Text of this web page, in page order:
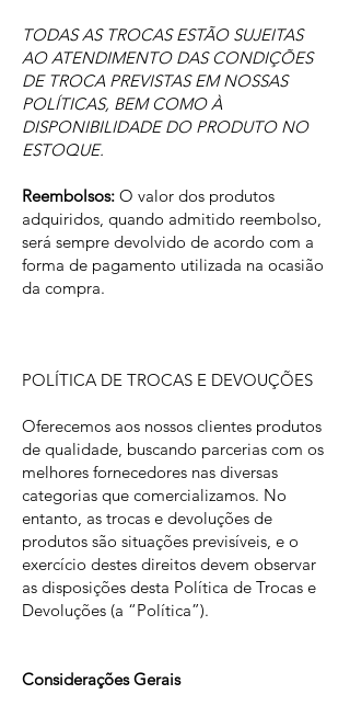
TODAS AS TROCAS ESTÃO SUJEITAS
AO ATENDIMENTO DAS CONDIÇÕES
DE TROCA PREVISTAS EM NOSSAS
POLÍTICAS, BEM COMO À
DISPONIBILIDADE DO PRODUTO NO
ESTOQUE.
Reembolsos: O valor dos produtos
adquiridos, quando admitido reembolso,
será sempre devolvido de acordo com a
forma de pagamento utilizada na ocasião
da compra.
POLÍTICA DE TROCAS E DEVOUÇÕES
Oferecemos aos nossos clientes produtos
de qualidade, buscando parcerias com os
melhores fornecedores nas diversas
categorias que comercializamos. No
entanto, as trocas e devoluções de
produtos são situações previsíveis, e o
exercício destes direitos devem observar
as disposições desta Política de Trocas e
Devoluções (a “Política”).
Considerações Gerais